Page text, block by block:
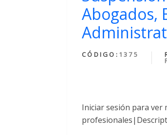
Abogados,
CÓDIGO: 1375
Iniciar sesión para ver